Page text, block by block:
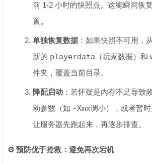
前 1-2 小时的快照点。这能瞬间恢
置。
单独恢复数据 ：如果快照不可用，
新的 playerdata （玩家数据）和
件夹，覆盖当前目录。
降配启动 ：若怀疑是内存不足导致
动参数（如 -Xmx调小），或者暂
让服务器先跑起来，再逐步排查。
⚙️ 预防优于抢救：避免再次宕机